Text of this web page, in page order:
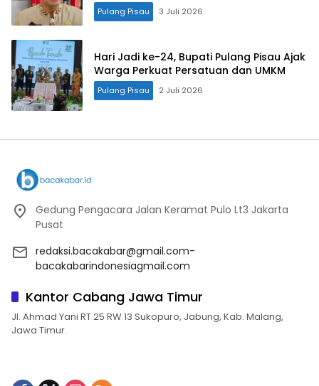
Pulang Pisau 3 Juli 2026
Hari Jadi ke-24, Bupati Pulang Pisau Ajak
Warga Perkuat Persatuan dan UMKM
Pulang Pisau 2 Juli 2026
Gedung Pengacara Jalan Keramat Pulo Lt3 Jakarta
Pusat
redaksi.bacakabar@gmail.com-
bacakabarindonesiagmail.com
Kantor Cabang Jawa Timur
Jl. Ahmad Yani RT 25 RW 13 Sukopuro, Jabung, Kab. Malang,
Jawa Timur.